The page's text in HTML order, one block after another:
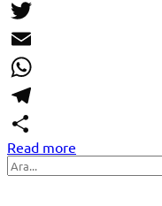
Link
Facebook
Twitter
Email
WhatsApp
Telegram
Share
Read more
Search